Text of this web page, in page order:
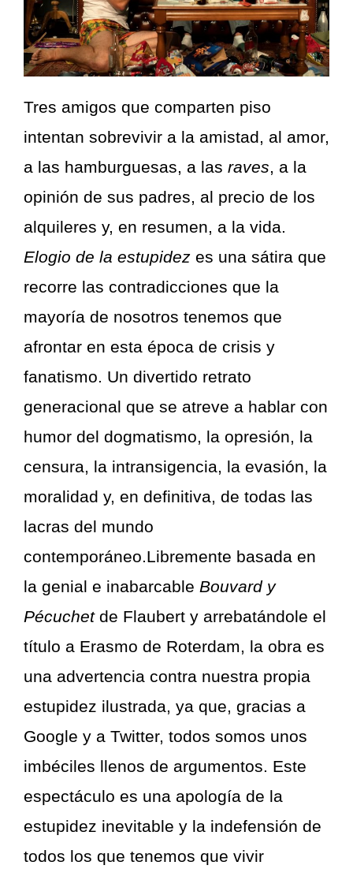
Tres amigos que comparten piso
intentan sobrevivir a la amistad, al amor,
a las hamburguesas, a las raves, a la
opinión de sus padres, al precio de los
alquileres y, en resumen, a la vida.
Elogio de la estupidez es una sátira que
recorre las contradicciones que la
mayoría de nosotros tenemos que
afrontar en esta época de crisis y
fanatismo. Un divertido retrato
generacional que se atreve a hablar con
humor del dogmatismo, la opresión, la
censura, la intransigencia, la evasión, la
moralidad y, en definitiva, de todas las
lacras del mundo
contemporáneo.Libremente basada en
la genial e inabarcable Bouvard y
Pécuchetde Flaubert y arrebatándole el
título a Erasmo de Roterdam, la obra es
una advertencia contra nuestra propia
estupidez ilustrada, ya que, gracias a
Google y a Twitter, todos somos unos
imbéciles llenos de argumentos. Este
espectáculo es una apología de la
estupidez inevitable y la indefensión de
todos los que tenemos que vivir